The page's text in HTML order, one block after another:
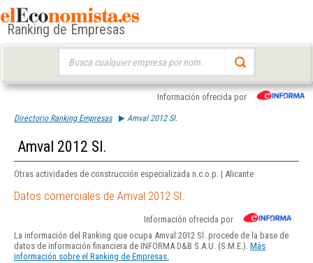
Ranking de Empresas
Información ofrecida por
Directorio Ranking Empresas Amval 2012 Sl.
Amval 2012 Sl.
Otras actividades de construcción especializada n.c.o.p. | Alicante
Datos comerciales de Amval 2012 Sl.
Información ofrecida por
La información del Ranking que ocupa Amval 2012 Sl. procede de la base de
datos de información financiera de INFORMA D&B S.A.U. (S.M.E.). Más
información sobre el Ranking de Empresas.